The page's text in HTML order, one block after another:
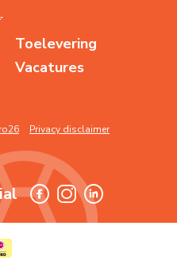
.
Toelevering
Vacatures
Privacy disclaimer